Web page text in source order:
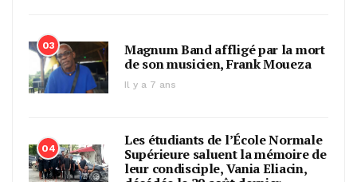
03
Magnum Band affligé par la mort
de son musicien, Frank Moueza
Il y a 7 ans
04
Les étudiants de l’École Normale
Supérieure saluent la mémoire de
leur condisciple, Vania Eliacin,